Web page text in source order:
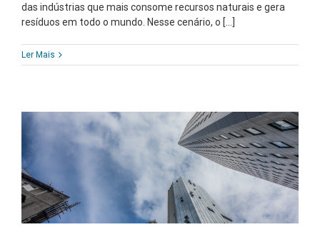
das indústrias que mais consome recursos naturais e gera
resíduos em todo o mundo. Nesse cenário, o [...]
Ler Mais